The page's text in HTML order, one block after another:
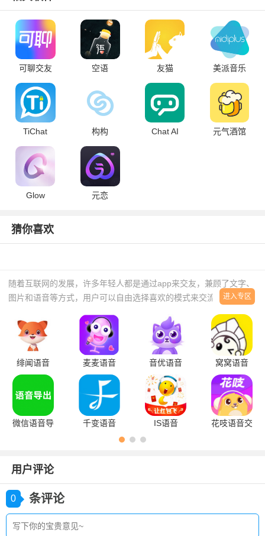
可聊交友 空语 友猫 美派音乐
TiChat 构构 Chat AI 元气酒馆
Glow 元恋
猜你喜欢
随着互联网的发展，许多年轻人都是通过app来交友，兼顾了文字、
图片和语音等方式，用户可以自由选择喜欢的模式来交流，轻松结识
当然，很多用户会因为声音结交，所以小编整理了一些语音社交
app，感兴趣的小伙伴欢迎到本站下载。
进入专区
绯闻语音 麦麦语音 音优语音 窝窝语音
微信语音导
WeChat)
千变语音 IS语音
花吱语音交
用户评论
0 条评论